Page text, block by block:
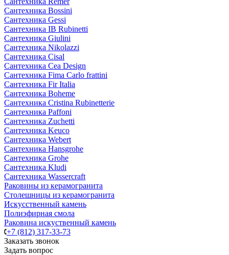
Сантехника Bossini
Сантехника Gessi
Сантехника IB Rubinetti
Сантехника Giulini
Сантехника Nikolazzi
Сантехника Cisal
Сантехника Cea Design
Сантехника Fima Carlo frattini
Сантехника Fir Italia
Сантехника Boheme
Сантехника Cristina Rubinetterie
Сантехника Paffoni
Сантехника Zuchetti
Сантехника Keuco
Сантехника Webert
Сантехника Hansgrohe
Сантехника Grohe
Сантехника Kludi
Сантехника Wassercraft
Раковины из керамогранита
Столешницы из керамогранита
Искусственный камень
Полиэфирная смола
Раковина искуственный камень
+7 (812) 317-33-73
Заказать звонок
Задать вопрос